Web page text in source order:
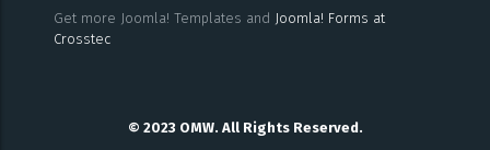
Get more Joomla! Templates and Joomla! Forms at
Crosstec
© 2023 OMW. All Rights Reserved.